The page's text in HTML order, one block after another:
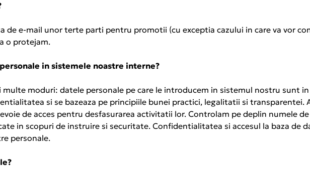
de e-mail unor terte parti pentru promotii (cu exceptia cazului in care va vor
o protejam.
in sistemele noastre interne?
moduri: datele personale pe care le introducem in sistemul nostru sunt
si se bazeaza pe principiile bunei practici, legalitatii si
de acces pentru desfasurarea activitatii lor. Controlam pe deplin numele
in scopuri de instruire si securitate. Confidentialitatea si accesul la baza de
personale.